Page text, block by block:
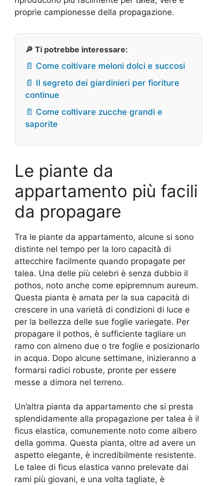
proprie campionesse della propagazione.
🔎 Ti potrebbe interessare:
📄 Come coltivare meloni dolci e succosi
📄 Il segreto dei giardinieri per fioriture
continue
📄 Come coltivare zucche grandi e
saporite
Le piante da
appartamento più facili
da propagare
Tra le piante da appartamento, alcune si sono
distinte nel tempo per la loro capacità di
attecchire facilmente quando propagate per
talea. Una delle più celebri è senza dubbio il
pothos, noto anche come epipremnum aureum.
Questa pianta è amata per la sua capacità di
crescere in una varietà di condizioni di luce e
per la bellezza delle sue foglie variegate. Per
propagare il pothos, è sufficiente tagliare un
ramo con almeno due o tre foglie e posizionarlo
in acqua. Dopo alcune settimane, inizieranno a
formarsi radici robuste, pronte per essere
messe a dimora nel terreno.
Un’altra pianta da appartamento che si presta
splendidamente alla propagazione per talea è il
ficus elastica, comunemente noto come albero
della gomma. Questa pianta, oltre ad avere un
aspetto elegante, è incredibilmente resistente.
Le talee di ficus elastica vanno prelevate dai
rami più giovani, e una volta tagliate, è